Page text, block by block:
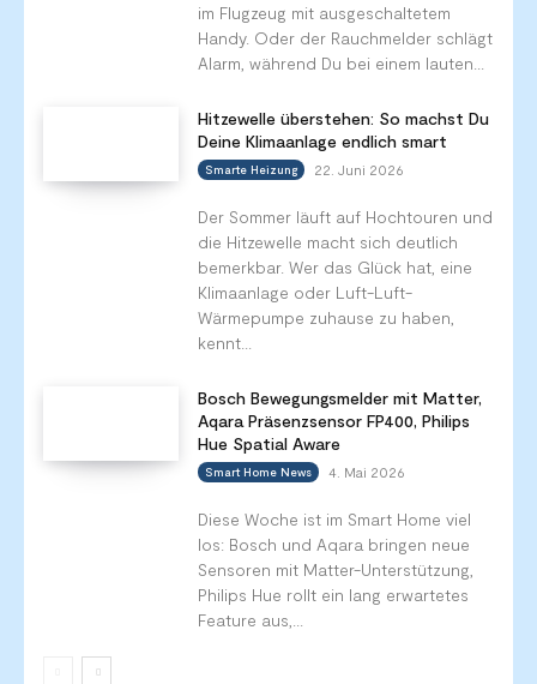
im Flugzeug mit ausgeschaltetem
Handy. Oder der Rauchmelder schlägt
Alarm, während Du bei einem lauten...
Hitzewelle überstehen: So machst Du
Deine Klimaanlage endlich smart
Smarte Heizung 22. Juni 2026
Der Sommer läuft auf Hochtouren und
die Hitzewelle macht sich deutlich
bemerkbar. Wer das Glück hat, eine
Klimaanlage oder Luft-Luft-
Wärmepumpe zuhause zu haben,
kennt...
Bosch Bewegungsmelder mit Matter,
Aqara Präsenzsensor FP400, Philips
Hue Spatial Aware
Smart Home News 4. Mai 2026
Diese Woche ist im Smart Home viel
los: Bosch und Aqara bringen neue
Sensoren mit Matter-Unterstützung,
Philips Hue rollt ein lang erwartetes
Feature aus,...